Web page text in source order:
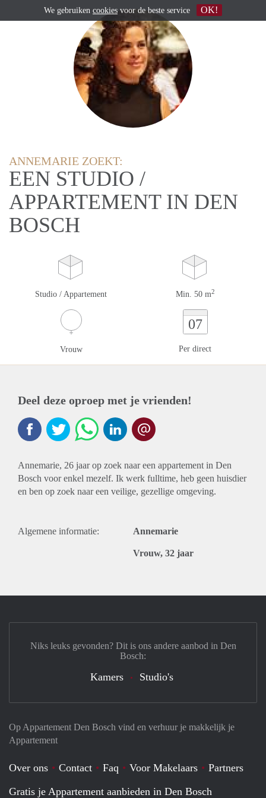
ANNEMARIE ZOEKT:
EEN STUDIO /
APPARTEMENT IN DEN
BOSCH
Studio / Appartement Min. 50 m2
Vrouw
07
Per direct
Deel deze oproep met je vrienden!
Annemarie, 26 jaar op zoek naar een appartement in Den
Bosch voor enkel mezelf. Ik werk fulltime, heb geen huisdier
en ben op zoek naar een veilige, gezellige omgeving.
Algemene informatie: Annemarie
Vrouw, 32 jaar
Op Appartement Den Bosch vind en verhuur je makkelijk je
Appartement
Over ons Contact Faq Voor Makelaars
Partners
Gratis je Appartement aanbieden in Den Bosch
Niks leuks gevonden? Dit is ons andere aanbod in Den
Bosch:
Kamers Studio's
We gebruiken cookies voor de beste service OK!